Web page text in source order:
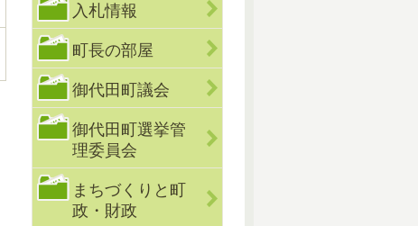
入札情報
町長の部屋
御代田町議会
御代田町選挙管
理委員会
まちづくりと町
政・財政